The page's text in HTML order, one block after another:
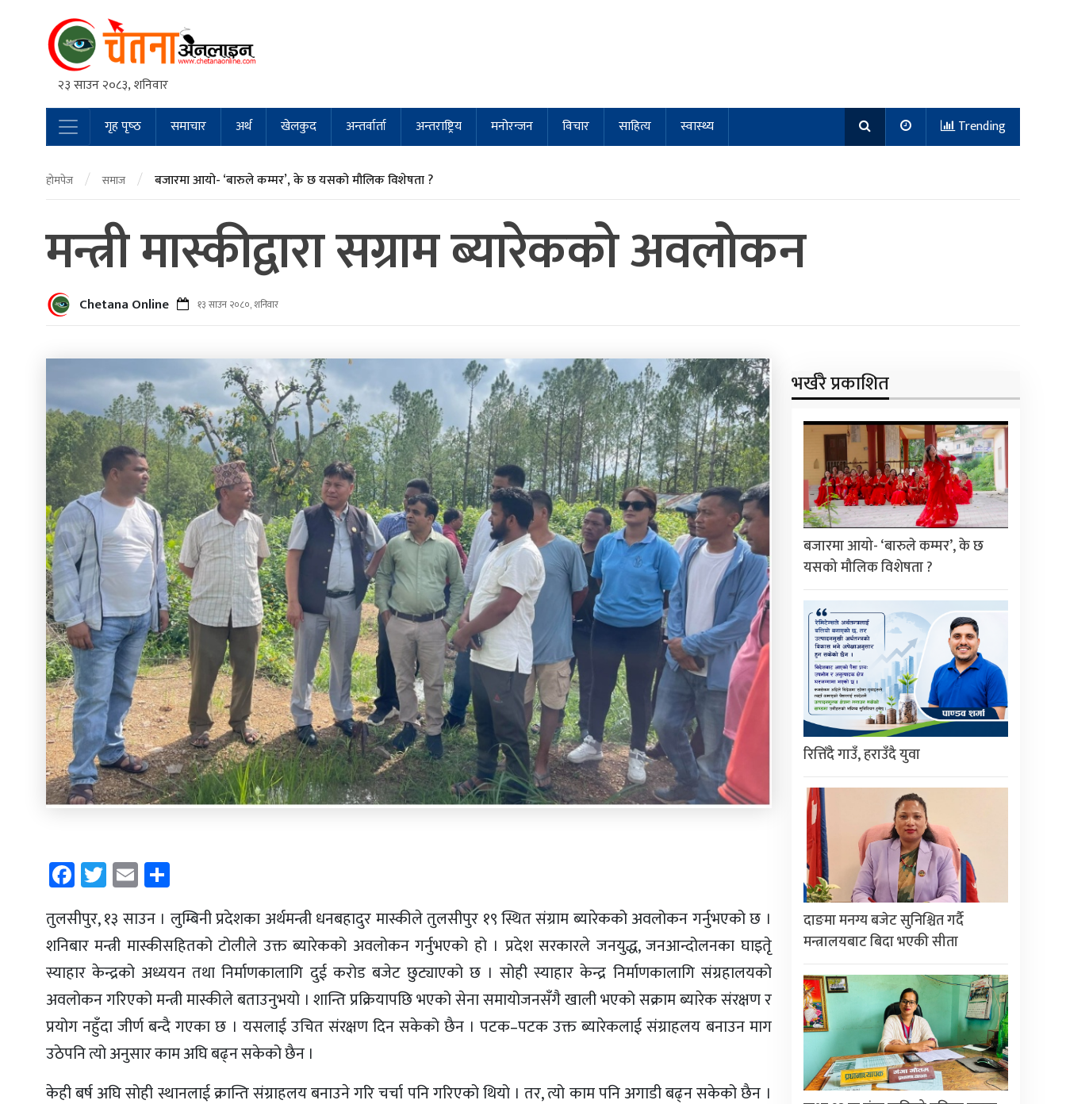
२३ साउन २०८३, शनिवार
Main Navigation
गृह पृष्‍ठ समाचार अर्थ खेलकुद अन्तर्वार्ता अन्तराष्ट्रिय मनोरन्जन विचार साहित्य स्वास्थ्य Trending
होमपेज / समाज / बजारमा आयो- ‘बारुले कम्मर’, के छ यसको मौलिक विशेषता ?
मन्त्री मास्कीद्वारा सग्राम ब्यारेकको अवलोकन
Chetana Online १३ साउन २०८०, शनिवार
Facebook
Twitter
Email
तुलसीपुर, १३ साउन । लुम्बिनी प्रदेशका अर्थमन्त्री धनबहादुर मास्कीले तुलसीपुर १९ स्थित संग्राम ब्यारेकको अवलोकन गर्नुभएको छ ।
शनिबार मन्त्री मास्कीसहितको टोलीले उक्त ब्यारेकको अवलोकन गर्नुभएको हो । प्रदेश सरकारले जनयुद्ध, जनआन्दोलनका घाइतेृ
स्याहार केन्द्रको अध्ययन तथा निर्माणकालागि दुई करोड बजेट छुट्याएको छ । सोही स्याहार केन्द्र निर्माणकालागि संग्रहालयको
अवलोकन गरिएको मन्त्री मास्कीले बताउनुभयो । शान्ति प्रक्रियापछि भएको सेना समायोजनसँगै खाली भएको सक्राम ब्यारेक संरक्षण र
प्रयोग नहुँदा जीर्ण बन्दै गएका छ । यसलाई उचित संरक्षण दिन सकेको छैन । पटक–पटक उक्त ब्यारेकलाई संग्राहलय बनाउन माग
उठेपनि त्यो अनुसार काम अघि बढ्न सकेको छैन ।
केही बर्ष अघि सोही स्थानलाई क्रान्ति संग्राहलय बनाउने गरि चर्चा पनि गरिएको थियो । तर, त्यो काम पनि अगाडी बढ्न सकेको छैन ।
भर्खरै प्रकाशित
बजारमा आयो- ‘बारुले कम्मर’, के छ
यसको मौलिक विशेषता ?
रित्तिँदै गाउँ, हराउँदै युवा
दाङमा मनग्य बजेट सुनिश्चित गर्दै
मन्त्रालयबाट बिदा भएकी सीता